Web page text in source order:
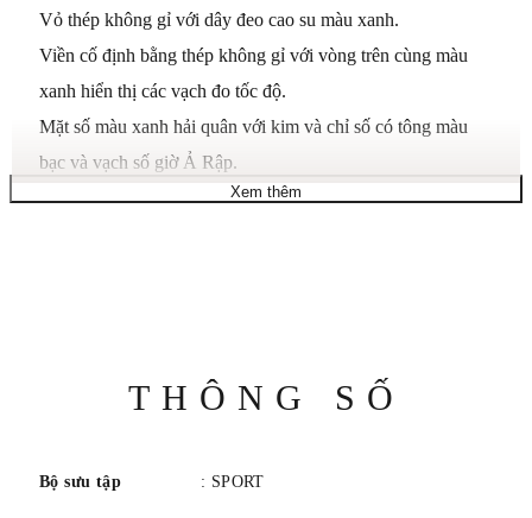
Vỏ thép không gỉ với dây đeo cao su màu xanh.
Viền cố định bằng thép không gỉ với vòng trên cùng màu
xanh hiển thị các vạch đo tốc độ.
Mặt số màu xanh hải quân với kim và chỉ số có tông màu
bạc và vạch số giờ Ả Rập.
Điểm đánh dấu phút xung quanh vành ngoài.
Tinh thể khoáng chống trầy xước.
Kéo/đẩy vương miện.
Đường kính vỏ: 40 mm.
Xem thêm
THÔNG SỐ
Bộ sưu tập : SPORT